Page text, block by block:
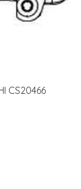
CS20466